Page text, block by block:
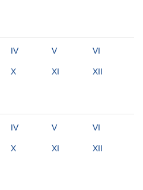
IV V VI
X XI XII
IV V VI
X XI XII